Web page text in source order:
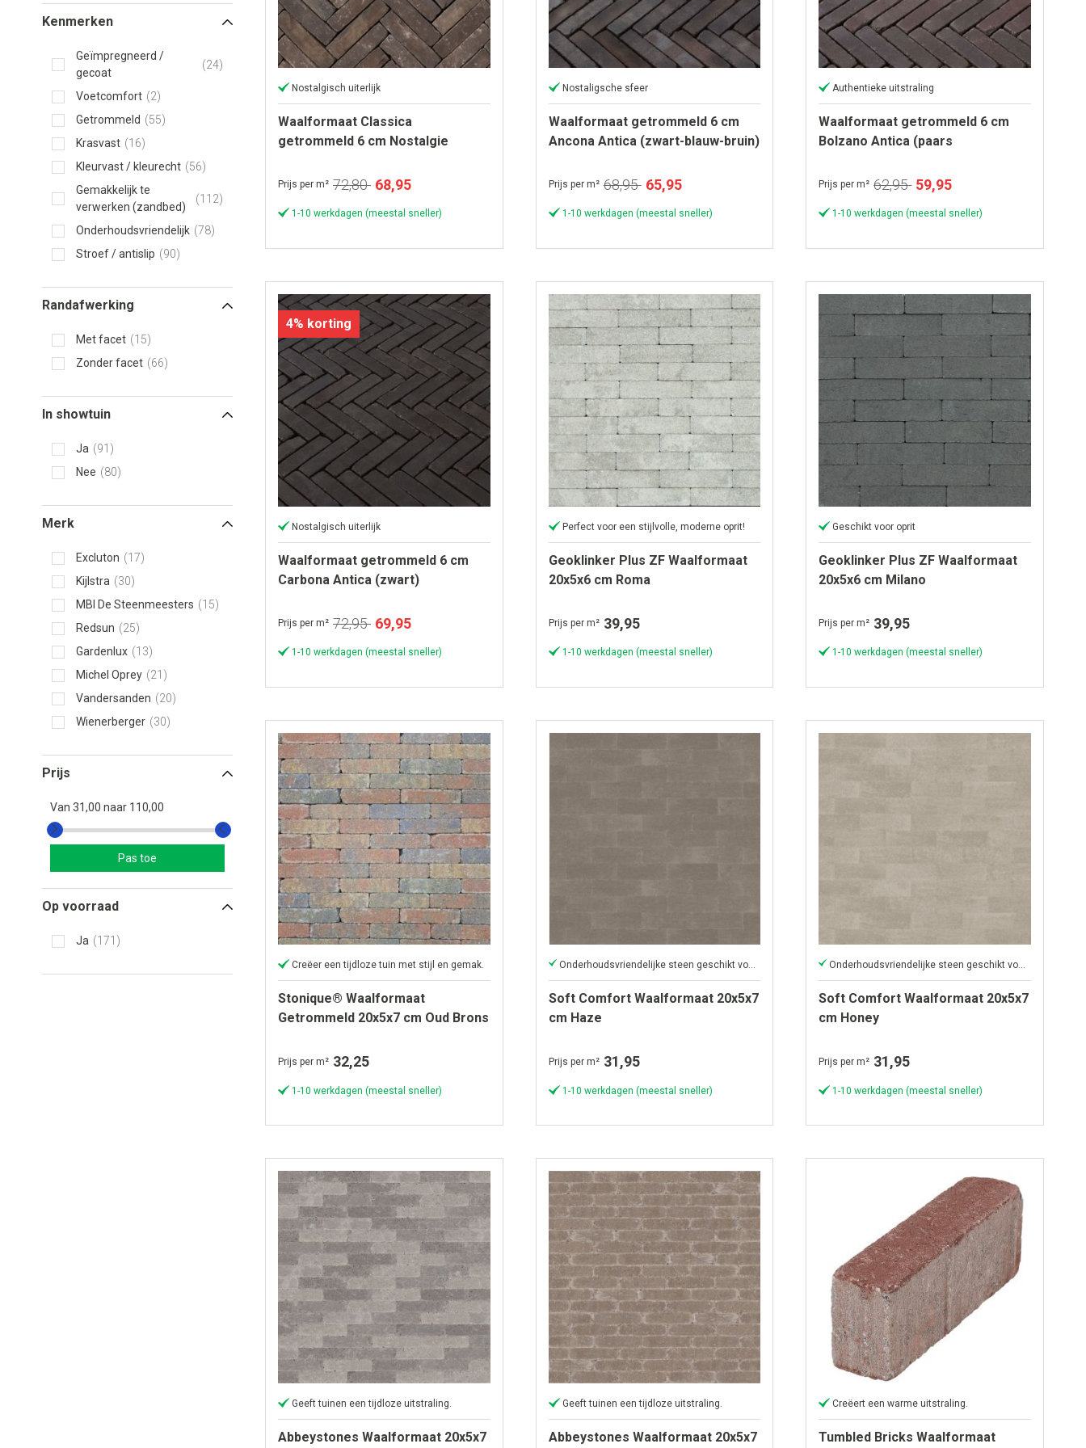
Kenmerken
Geïmpregneerd /
gecoat
24
Voetcomfort
2
Getrommeld
55
Krasvast
16
Kleurvast / kleurecht
56
Gemakkelijk te
verwerken (zandbed)
112
Onderhoudsvriendelijk
78
Stroef / antislip
90
Randafwerking
Met facet
15
Zonder facet
66
In showtuin
Ja
91
Nee
80
Merk
Excluton
17
Kijlstra
30
MBI De Steenmeesters
15
Redsun
25
Gardenlux
13
Michel Oprey
21
Vandersanden
20
Wienerberger
30
Prijs
Van 31,00 naar 110,00
Pas toe
Op voorraad
Ja 171
Nostalgisch uiterlijk
Waalformaat Classica
getrommeld 6 cm Nostalgie
Prijs per m² 72,80 Speciale
prijs
68,95
1-10 werkdagen (meestal sneller)
Nostaligsche sfeer
Waalformaat getrommeld 6 cm
Ancona Antica (zwart-blauw-bruin)
Prijs per m² 68,95 Speciale
prijs
65,95
1-10 werkdagen (meestal sneller)
Authentieke uitstraling
Waalformaat getrommeld 6 cm
Bolzano Antica (paars
Prijs per m² 62,95 Speciale
prijs
59,95
1-10 werkdagen (meestal sneller)
4% korting
Nostalgisch uiterlijk
Waalformaat getrommeld 6 cm
Carbona Antica (zwart)
Prijs per m² 72,95 Speciale
prijs
69,95
1-10 werkdagen (meestal sneller)
Perfect voor een stijlvolle, moderne oprit!
Geoklinker Plus ZF Waalformaat
20x5x6 cm Roma
Prijs per m² 39,95
1-10 werkdagen (meestal sneller)
Geschikt voor oprit
Geoklinker Plus ZF Waalformaat
20x5x6 cm Milano
Prijs per m² 39,95
1-10 werkdagen (meestal sneller)
Creëer een tijdloze tuin met stijl en gemak.
Stonique® Waalformaat
Getrommeld 20x5x7 cm Oud Brons
Prijs per m² 32,25
1-10 werkdagen (meestal sneller)
Onderhoudsvriendelijke steen geschikt voor een moderne tuin.
Soft Comfort Waalformaat 20x5x7
cm Haze
Prijs per m² 31,95
1-10 werkdagen (meestal sneller)
Onderhoudsvriendelijke steen geschikt voor een moderne tuin.
Soft Comfort Waalformaat 20x5x7
cm Honey
Prijs per m² 31,95
1-10 werkdagen (meestal sneller)
Geeft tuinen een tijdloze uitstraling.
Abbeystones Waalformaat 20x5x7
Geeft tuinen een tijdloze uitstraling.
Abbeystones Waalformaat 20x5x7
Creëert een warme uitstraling.
Tumbled Bricks Waalformaat